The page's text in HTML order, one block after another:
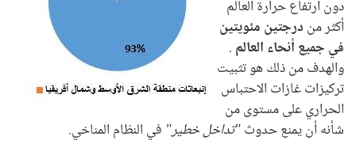
دون ارتفاع حرارة العالم
أكثر من درجتين مئويتين
في جميع أنحاء العالم .
والهدف من ذلك هو تثبيت
تركيزات غازات الاحتباس
الحراري على مستوى من
شأنه أن يمنع حدوث"تداخل خطير" في النظام المناخي.